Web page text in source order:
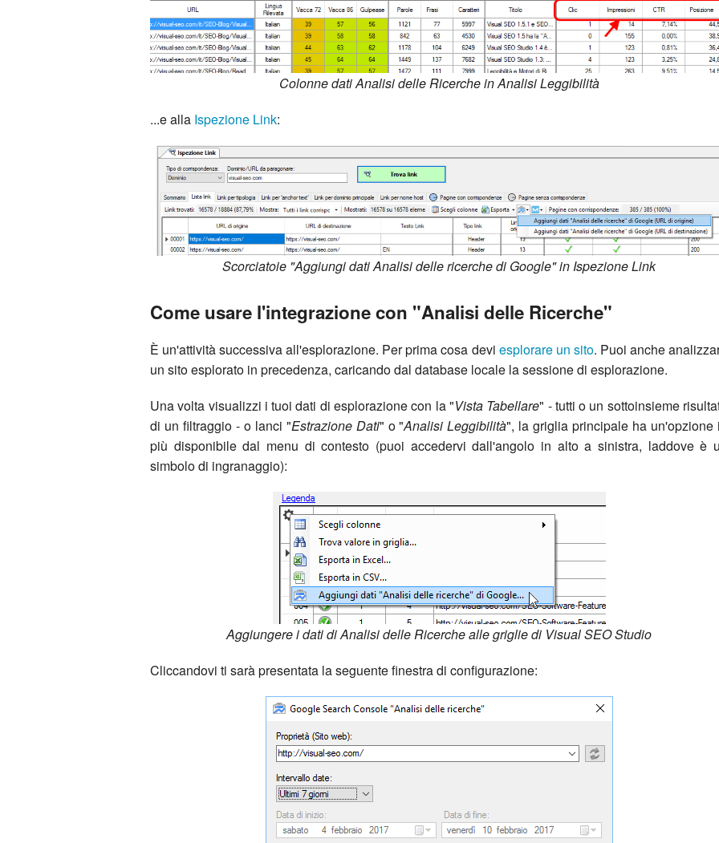
Colonne dati Analisi delle Ricerche in Analisi Leggibilità
...e alla Ispezione Link:
Scorciatoie "Aggiungi dati Analisi delle ricerche di Google" in Ispezione Link
Come usare l'integrazione con "Analisi delle Ricerche"
È un'attività successiva all'esplorazione. Per prima cosa devi esplorare un sito. Puoi anche
un sito esplorato in precedenza, caricando dal database locale la sessione di esplorazione.
Una volta visualizzi i tuoi dati di esplorazione con la "Vista Tabellare" - tutti o un sottoinsieme
di un filtraggio - o lanci "Estrazione Dati" o "Analisi Leggibilità", la griglia principale ha un'opzione
più disponibile dal menu di contesto (puoi accedervi dall'angolo in alto a sinistra, laddove è
simbolo di ingranaggio):
Aggiungere i dati di Analisi delle Ricerche alle griglie di Visual SEO Studio
Cliccandovi ti sarà presentata la seguente finestra di configurazione: